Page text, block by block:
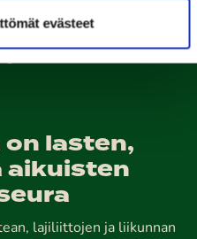
evästeet
viesti
lasten,
aikuisten
lajiliittojen ja liikunnan